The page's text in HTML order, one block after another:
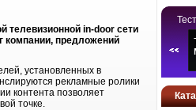
телевизионной in-door сети
компании, предложений
установленных в
рекламные ролики
контента позволяет
точке.